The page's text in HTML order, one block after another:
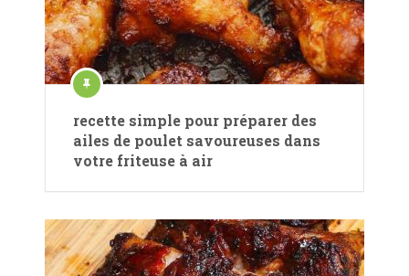
recette simple pour préparer des
ailes de poulet savoureuses dans
votre friteuse à air